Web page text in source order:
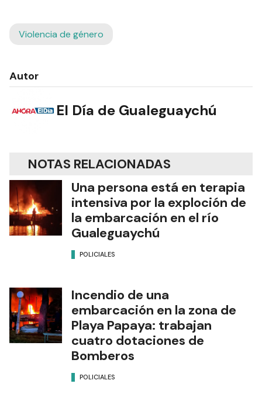
Violencia de género
Autor
El Día de Gualeguaychú
NOTAS RELACIONADAS
Una persona está en terapia
intensiva por la exploción de
la embarcación en el río
Gualeguaychú
POLICIALES
Incendio de una
embarcación en la zona de
Playa Papaya: trabajan
cuatro dotaciones de
Bomberos
POLICIALES